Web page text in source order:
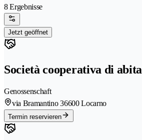
8 Ergebnisse
Jetzt geöffnet
Società cooperativa di
Genossenschaft
via Bramantino 36600 Locarno
Termin reservieren